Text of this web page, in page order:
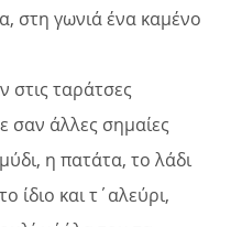
στη γωνιά ένα καμένο
ταράτσες
σαν άλλες σημαίες
η πατάτα, το λάδι
ίδιο και τ΄αλεύρι,